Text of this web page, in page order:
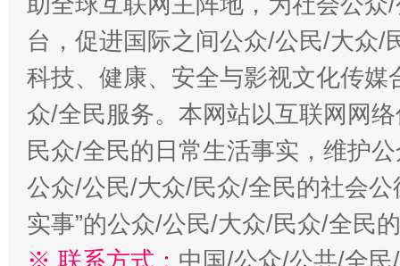
台，促进国际之间公众/公民/大众/
科技、健康、安全与影视文化传
众/全民服务。本网站以互联网网
民众/全民的日常生活事实，维护
公众/公民/大众/民众/全民的社会公
实事”的公众/公民/大众/民众/全民
※ 联系方式： 中国/公众/公共/全